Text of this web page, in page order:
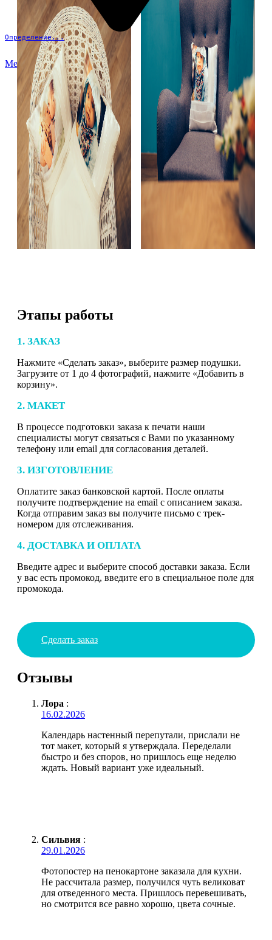
Определение...
Меню
Этапы работы
1. ЗАКАЗ
Нажмите «Сделать заказ», выберите размер подушки.
Загрузите от 1 до 4 фотографий, нажмите «Добавить в
корзину».
2. МАКЕТ
В процессе подготовки заказа к печати наши
специалисты могут связаться с Вами по указанному
телефону или email для согласования деталей.
3. ИЗГОТОВЛЕНИЕ
Оплатите заказ банковской картой. После оплаты
получите подтверждение на email с описанием заказа.
Когда отправим заказ вы получите письмо с трек-
номером для отслеживания.
4. ДОСТАВКА И ОПЛАТА
Введите адрес и выберите способ доставки заказа. Если
у вас есть промокод, введите его в специальное поле для
промокода.
Сделать заказ
Отзывы
Лора :
16.02.2026
Календарь настенный перепутали, прислали не
тот макет, который я утверждала. Переделали
быстро и без споров, но пришлось еще неделю
ждать. Новый вариант уже идеальный.
Сильвия :
29.01.2026
Фотопостер на пенокартоне заказала для кухни.
Не рассчитала размер, получился чуть великоват
для отведенного места. Пришлось перевешивать,
но смотрится все равно хорошо, цвета сочные.